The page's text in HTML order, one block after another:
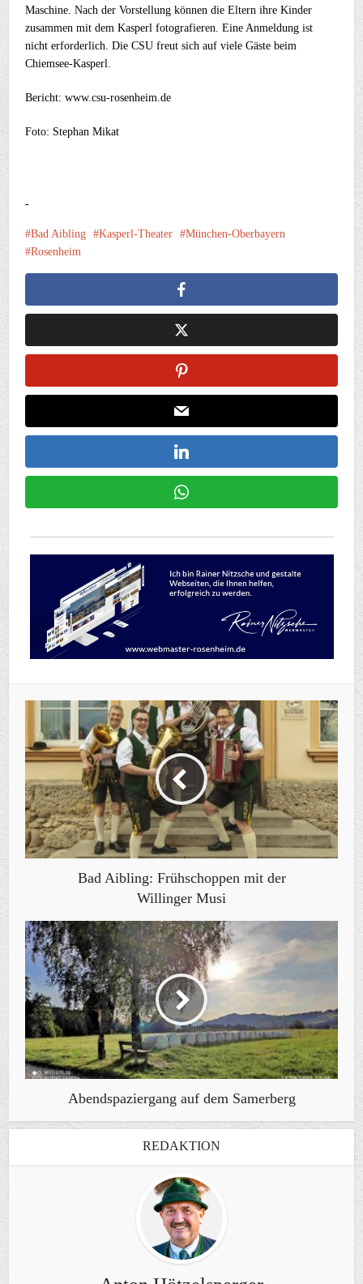
Maschine. Nach der Vorstellung können die Eltern ihre Kinder
zusammen mit dem Kasperl fotografieren. Eine Anmeldung ist
nicht erforderlich. Die CSU freut sich auf viele Gäste beim
Chiemsee-Kasperl.
Bericht: www.csu-rosenheim.de
Foto: Stephan Mikat
Bad Aibling Kasperl-Theater
München-Oberbayern
Rosenheim
Bad Aibling: Frühschoppen mit der
Willinger Musi
Abendspaziergang auf dem Samerberg
REDAKTION